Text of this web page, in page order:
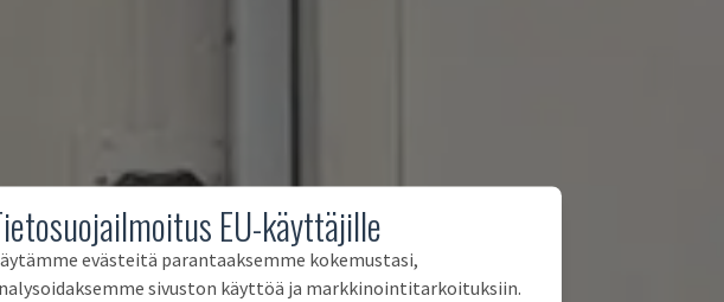
EU-käyttäjille
evästeitä parantaaksemme kokemustasi,
sivuston käyttöä ja markkinointitarkoituksiin.